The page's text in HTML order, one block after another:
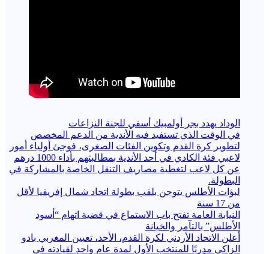
الوداد يهدد بجر أولمبيك أسفي للجنة النزاعات
في الوقت الذي تستفيد فيه الأندية من الدعم المخصص
لتطوير كرة القدم وتكوين الفئات الصغرى، فوجئ أولياء أمور
لاعبي فئة الكادي في أحد الأندية بمطالبتهم بأداء 1000 درهم
عن كل لاعب لتغطية مصاريف التنقل الخاصة بالمشاركة في
البطولة.
لبؤات الأطلس يتوجن بلقب بطولة اتحاد شمال إفريقيا لأقل
من 17 سنة
النيابة العامة تفتح باب الاستماع في قضية اتهام “أسود
الأطلس” بالتآمر والخيانة
أعلن الاتحاد الأردني لكرة القدم، الأحد، تعيين المغربي بادو
الزاكي مدربًا للمنتخب الأول لمدة عامٍ واحدٍ لقيادته ​في